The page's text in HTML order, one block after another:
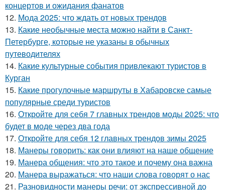
концертов и ожидания фанатов
12. Мода 2025: что ждать от новых трендов
13. Какие необычные места можно найти в Санкт-
Петербурге, которые не указаны в обычных
путеводителях
14. Какие культурные события привлекают туристов в
Курган
15. Какие прогулочные маршруты в Хабаровске самые
популярные среди туристов
16. Откройте для себя 7 главных трендов моды 2025: что
будет в моде через два года
17. Откройте для себя 12 главных трендов зимы 2025
18. Манеры говорить: как они влияют на наше общение
19. Манера общения: что это такое и почему она важна
20. Манера выражаться: что наши слова говорят о нас
21. Разновидности манеры речи: от экспрессивной до